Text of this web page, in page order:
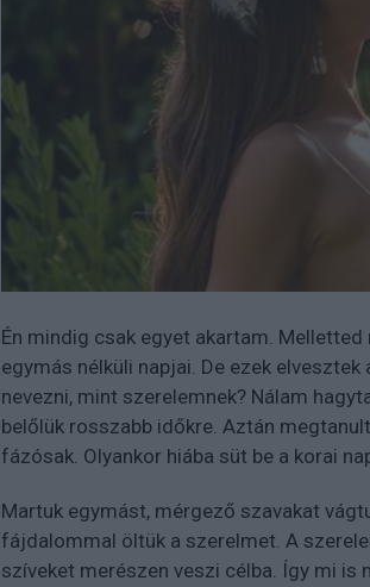
Én mindig csak egyet akartam.
egymás nélküli napjai. De ezek
nevezni, mint szerelemnek? Nálam
belőlük rosszabb időkre. Aztán
fázósak. Olyankor hiába süt be a korai
Martuk egymást, mérgező szavakat
fájdalommal öltük a szerelmet. A
szíveket merészen veszi célba. Így mi is